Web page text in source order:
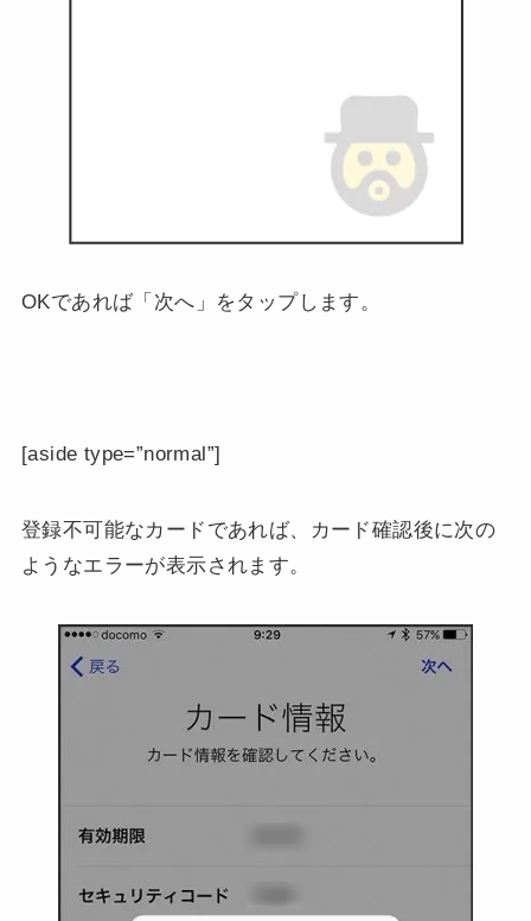
OKであれば「次へ」をタップします。
[aside type=”normal”]
登録不可能なカードであれば、カード確認後に次の
ようなエラーが表示されます。